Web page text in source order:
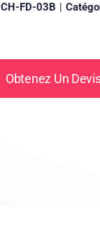
CH-FD-03B |
Obtenez Un